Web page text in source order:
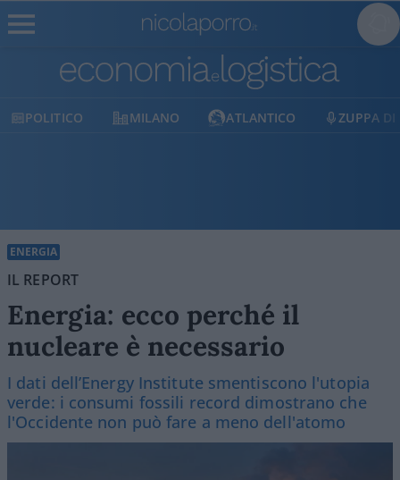
MILANO ATLANTICO ZUPPA DI PORRO
ENERGIA
IL REPORT
Energia: ecco perché il
nucleare è necessario
I dati dell’Energy Institute smentiscono l'utopia
verde: i consumi fossili record dimostrano che
l'Occidente non può fare a meno dell'atomo